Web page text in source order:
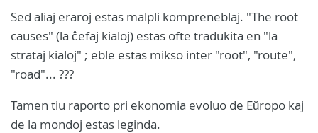
Sed aliaj eraroj estas malpli kompreneblaj. "The root
causes" (la ĉefaj kialoj) estas ofte tradukita en "la
strataj kialoj" ; eble estas mikso inter "root", "route",
"road"... ???
Tamen tiu raporto pri ekonomia evoluo de Eŭropo kaj
de la mondoj estas leginda.